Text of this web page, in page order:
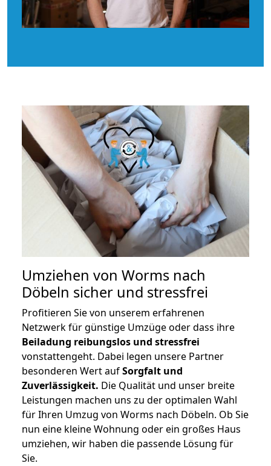
Umziehen von Worms nach
Döbeln sicher und stressfrei
Profitieren Sie von unserem erfahrenen
Netzwerk für günstige Umzüge oder dass ihre
Beiladung reibungslos und stressfrei
vonstattengeht. Dabei legen unsere Partner
besonderen Wert aufSorgfalt und
Zuverlässigkeit. Die Qualität und unser breite
Leistungen machen uns zu der optimalen Wahl
für Ihren Umzug von Worms nach Döbeln. Ob Sie
nun eine kleine Wohnung oder ein großes Haus
umziehen, wir haben die passende Lösung für
Sie.